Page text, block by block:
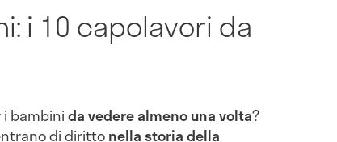
i 10 capolavori da
i bambinida vedere almeno una volta?
di dirittonella storia della